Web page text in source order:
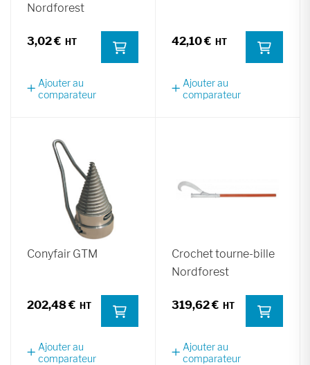
Nordforest
3,02 €
Ajouter au
comparateur
42,10 €
Ajouter au
comparateur
Conyfair GTM
202,48 €
Ajouter au
comparateur
Crochet tourne-bille
Nordforest
319,62 €
Ajouter au
comparateur